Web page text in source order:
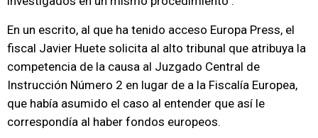
En un escrito, al que ha tenido acceso Europa Press, el
fiscal Javier Huete solicita al alto tribunal que atribuya la
competencia de la causa al Juzgado Central de
Instrucción Número 2 en lugar de a la Fiscalía Europea,
que había asumido el caso al entender que así le
correspondía al haber fondos europeos.